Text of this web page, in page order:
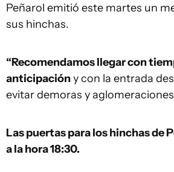
Peñarol emitió este martes un
sus hinchas.
“Recomendamos llegar con
anticipacióny con la entrada
evitar demoras y
Las puertas para los hinchas de
a la hora 18:30.